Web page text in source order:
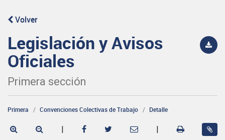
Volver
Legislación y Avisos
Oficiales
Primera sección
Primera Convenciones Colectivas de Trabajo Detalle
| |